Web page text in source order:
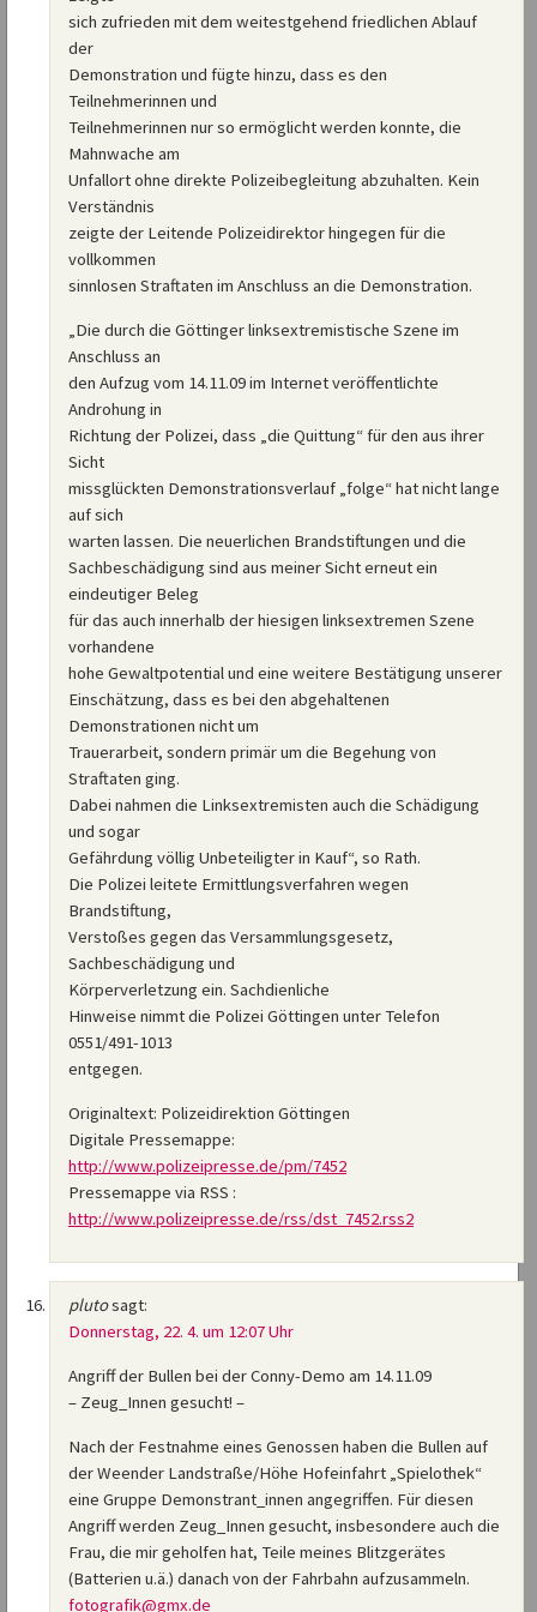
sich zufrieden mit dem weitestgehend friedlichen Ablauf
der
Demonstration und fügte hinzu, dass es den
Teilnehmerinnen und
Teilnehmerinnen nur so ermöglicht werden konnte, die
Mahnwache am
Unfallort ohne direkte Polizeibegleitung abzuhalten. Kein
Verständnis
zeigte der Leitende Polizeidirektor hingegen für die
vollkommen
sinnlosen Straftaten im Anschluss an die Demonstration.
„Die durch die Göttinger linksextremistische Szene im
Anschluss an
den Aufzug vom 14.11.09 im Internet veröffentlichte
Androhung in
Richtung der Polizei, dass „die Quittung“ für den aus ihrer
Sicht
missglückten Demonstrationsverlauf „folge“ hat nicht lange
auf sich
warten lassen. Die neuerlichen Brandstiftungen und die
Sachbeschädigung sind aus meiner Sicht erneut ein
eindeutiger Beleg
für das auch innerhalb der hiesigen linksextremen Szene
vorhandene
hohe Gewaltpotential und eine weitere Bestätigung unserer
Einschätzung, dass es bei den abgehaltenen
Demonstrationen nicht um
Trauerarbeit, sondern primär um die Begehung von
Straftaten ging.
Dabei nahmen die Linksextremisten auch die Schädigung
und sogar
Gefährdung völlig Unbeteiligter in Kauf“, so Rath.
Die Polizei leitete Ermittlungsverfahren wegen
Brandstiftung,
Verstoßes gegen das Versammlungsgesetz,
Sachbeschädigung und
Körperverletzung ein. Sachdienliche
Hinweise nimmt die Polizei Göttingen unter Telefon
0551/491-1013
entgegen.
Originaltext: Polizeidirektion Göttingen
Digitale Pressemappe:
http://www.polizeipresse.de/pm/7452
Pressemappe via RSS :
http://www.polizeipresse.de/rss/dst_7452.rss2
plutosagt:
Donnerstag, 22. 4. um 12:07 Uhr
Angriff der Bullen bei der Conny-Demo am 14.11.09
– Zeug_Innen gesucht! –
Nach der Festnahme eines Genossen haben die Bullen auf
der Weender Landstraße/Höhe Hofeinfahrt „Spielothek“
eine Gruppe Demon­strant_innen angegriffen. Für diesen
Angriff werden Zeug_Innen gesucht, insbesondere auch die
Frau, die mir geholfen hat, Teile meines Blitzgerätes
(Batterien u.ä.) danach von der Fahrbahn aufzusammeln.
fotografik@gmx.de